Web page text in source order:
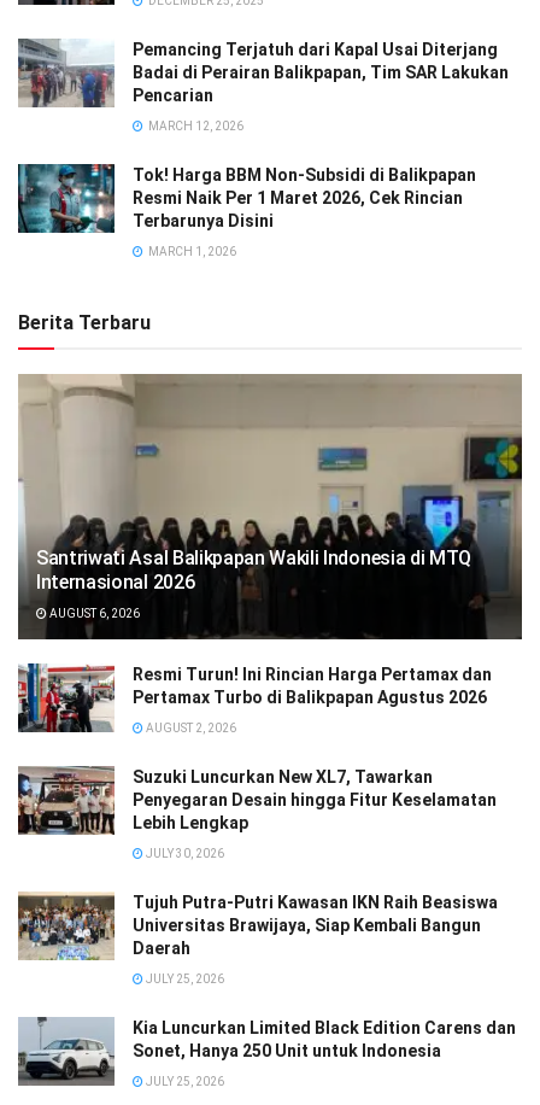
Pemancing Terjatuh dari Kapal Usai Diterjang
Badai di Perairan Balikpapan, Tim SAR Lakukan
Pencarian
MARCH 12, 2026
Tok! Harga BBM Non-Subsidi di Balikpapan
Resmi Naik Per 1 Maret 2026, Cek Rincian
Terbarunya Disini
MARCH 1, 2026
Berita Terbaru
Santriwati Asal Balikpapan Wakili Indonesia di MTQ
Internasional 2026
AUGUST 6, 2026
Resmi Turun! Ini Rincian Harga Pertamax dan
Pertamax Turbo di Balikpapan Agustus 2026
AUGUST 2, 2026
Suzuki Luncurkan New XL7, Tawarkan
Penyegaran Desain hingga Fitur Keselamatan
Lebih Lengkap
JULY 30, 2026
Tujuh Putra-Putri Kawasan IKN Raih Beasiswa
Universitas Brawijaya, Siap Kembali Bangun
Daerah
JULY 25, 2026
Kia Luncurkan Limited Black Edition Carens dan
Sonet, Hanya 250 Unit untuk Indonesia
JULY 25, 2026